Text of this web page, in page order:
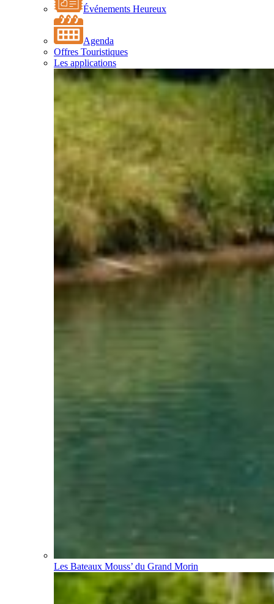
Événements Heureux
Agenda
Offres Touristiques
Les applications
Les Bateaux Mouss’ du Grand Morin